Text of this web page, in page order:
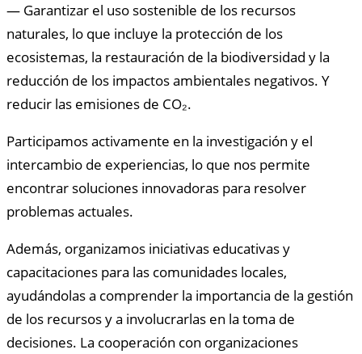
— Garantizar el uso sostenible de los recursos
naturales, lo que incluye la protección de los
ecosistemas, la restauración de la biodiversidad y la
reducción de los impactos ambientales negativos. Y
reducir las emisiones de CO₂.
Participamos activamente en la investigación y el
intercambio de experiencias, lo que nos permite
encontrar soluciones innovadoras para resolver
problemas actuales.
Además, organizamos iniciativas educativas y
capacitaciones para las comunidades locales,
ayudándolas a comprender la importancia de la gestión
de los recursos y a involucrarlas en la toma de
decisiones. La cooperación con organizaciones